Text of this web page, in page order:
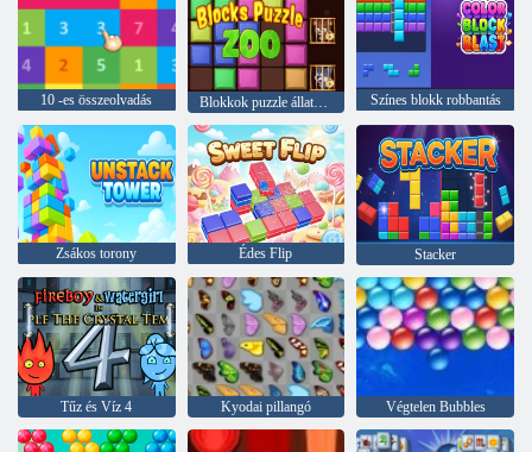
10 -es összeolvadás Blokkok puzzle állatkert Színes blokk robbantás
Zsákos torony Édes Flip Stacker
Tűz és Víz 4 Kyodai pillangó Végtelen Bubbles